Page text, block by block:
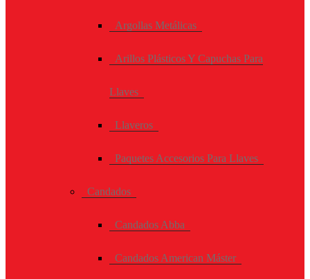
Argollas Metálicas
Arillos Plásticos Y Capuchas Para
Llaves
Llaveros
Paquetes Accesorios Para Llaves
Candados
Candados Abba
Candados American Máster